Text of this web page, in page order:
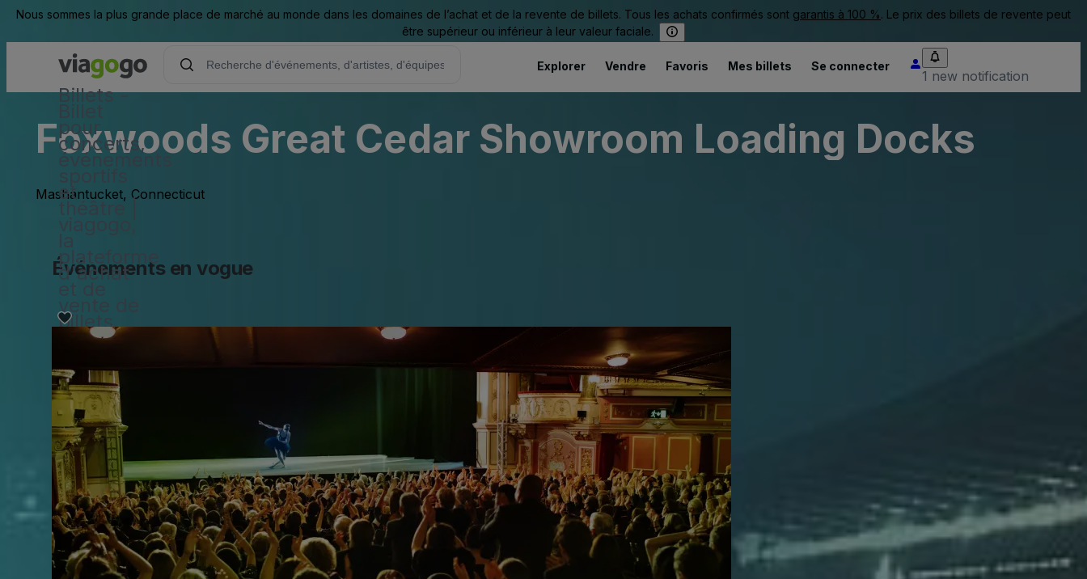
Nous sommes la plus grande place de marché au monde dans les domaines de l’achat et de la revente de billets. Tous les achats confirmés sont garantis à 100 %. Le prix des billets de revente peut
être supérieur ou inférieur à leur valeur faciale.
Billets -
pour
concerts,
événements
et
théâtre |
plateforme
d'achat
vente de
billets
Explorer Vendre Favoris Mes billets Se connecter
1 new notification
Foxwoods Great Cedar Showroom Loading Docks
Mashantucket, Connecticut
Événements en vogue